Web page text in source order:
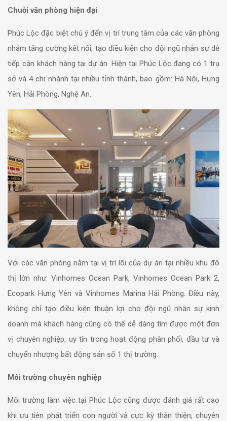
Chuỗi văn phòng hiện đại
Phúc Lộc đặc biệt chú ý đến vị trí trung tâm của các văn phòng
nhằm tăng cường kết nối, tạo điều kiện cho đội ngũ nhân sự dễ
tiếp cận khách hàng tại dự án. Hiện tại Phúc Lộc đang có 1 trụ
sở và 4 chi nhánh tại nhiều tỉnh thành, bao gồm: Hà Nội, Hưng
Yên, Hải Phòng, Nghệ An.
Với các văn phòng nằm tại vị trí lõi của dự án tại nhiều khu đô
thị lớn như: Vinhomes Ocean Park, Vinhomes Ocean Park 2,
Ecopark Hưng Yên và Vinhomes Marina Hải Phòng. Điều này,
không chỉ tạo điều kiện thuận lợi cho đội ngũ nhân sự kinh
doanh mà khách hàng cũng có thể dễ dàng tìm được một đơn
vị chuyên nghiệp, uy tín trong hoạt động phân phối, đầu tư và
chuyển nhượng bất động sản số 1 thị trường.
Môi trường chuyên nghiệp
Môi trường làm việc tại Phúc Lộc cũng được đánh giá rất cao
khi ưu tiên phát triển con người và cực kỳ thân thiện, chuyên